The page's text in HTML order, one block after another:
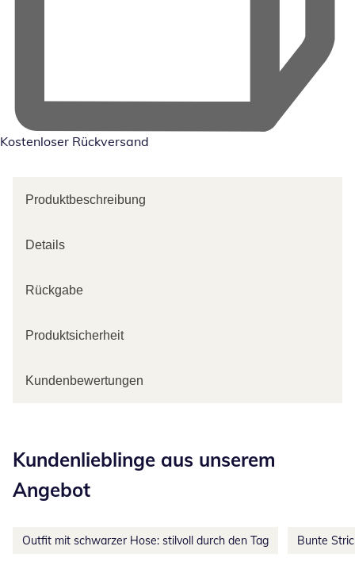
Kostenloser Rückversand
Produktbeschreibung
Details
Rückgabe
Produktsicherheit
Kundenbewertungen
Kundenlieblinge aus unserem
Angebot
Outfit mit schwarzer Hose: stilvoll durch den Tag Bunte